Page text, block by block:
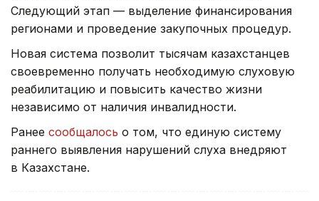
Следующий этап — выделение финансирования
регионами и проведение закупочных процедур.
Новая система позволит тысячам казахстанцев
своевременно получать необходимую слуховую
реабилитацию и повысить качество жизни
независимо от наличия инвалидности.
Ранее сообщалось о том, что единую систему
раннего выявления нарушений слуха внедряют
в Казахстане.